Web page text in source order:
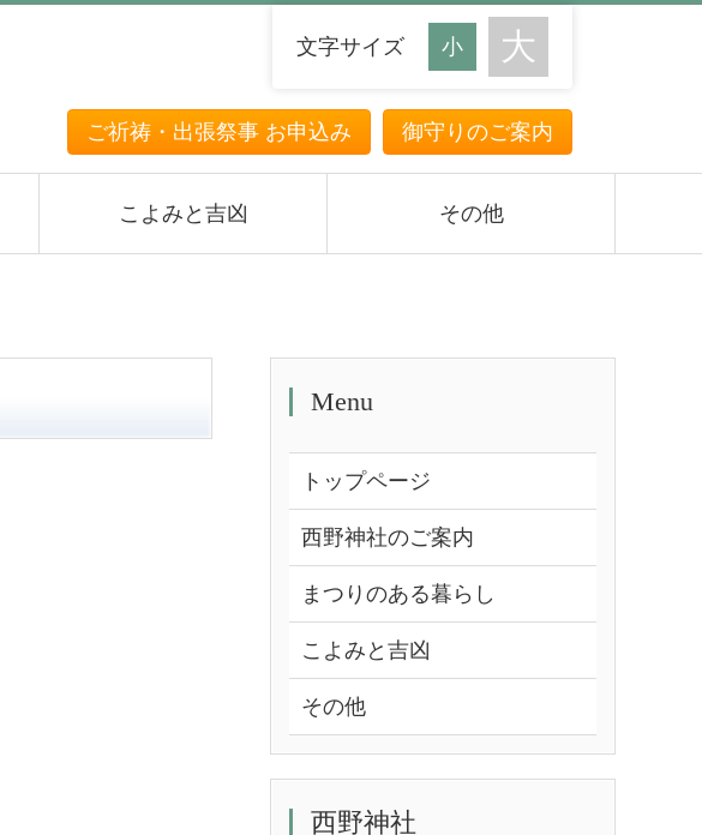
ご祈祷・出張祭事 お申込み 御守りのご案内
文字サイズ
こよみと吉凶 その他
Menu
トップページ
西野神社のご案内
まつりのある暮らし
こよみと吉凶
その他
西野神社